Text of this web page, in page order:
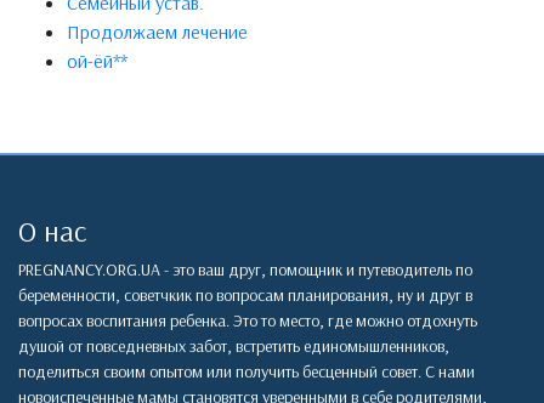
Продолжаем лечение
ой-ёй**
О нас
PREGNANCY.ORG.UA - это ваш друг, помощник и путеводитель по
беременности, советчкик по вопросам планирования, ну и друг в
вопросах воспитания ребенка. Это то место, где можно отдохнуть
душой от повседневных забот, встретить единомышленников,
поделиться своим опытом или получить бесценный совет. С нами
новоиспеченные мамы становятся уверенными в себе родителями,